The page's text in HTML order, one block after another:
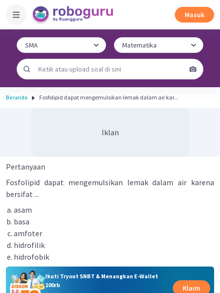
Masuk
Beranda Fosfolipid dapat mengemulsikan lemak dalam air kar...
Iklan
Pertanyaan
Fosfolipid dapat mengemulsikan lemak dalam air karena
bersifat ...
asam
basa
amfoter
hidrofilik
hidrofobik
Ikuti Tryout SNBT & Menangkan E-Wallet
100rb
Klaim